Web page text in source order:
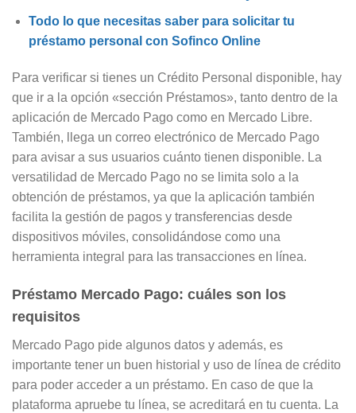
Todo lo que necesitas saber para solicitar tu
préstamo personal con Sofinco Online
Para verificar si tienes un Crédito Personal disponible, hay
que ir a la opción «sección Préstamos», tanto dentro de la
aplicación de Mercado Pago como en Mercado Libre.
También, llega un correo electrónico de Mercado Pago
para avisar a sus usuarios cuánto tienen disponible. La
versatilidad de Mercado Pago no se limita solo a la
obtención de préstamos, ya que la aplicación también
facilita la gestión de pagos y transferencias desde
dispositivos móviles, consolidándose como una
herramienta integral para las transacciones en línea.
Préstamo Mercado Pago: cuáles son los
requisitos
Mercado Pago pide algunos datos y además, es
importante tener un buen historial y uso de línea de crédito
para poder acceder a un préstamo. En caso de que la
plataforma apruebe tu línea, se acreditará en tu cuenta. La